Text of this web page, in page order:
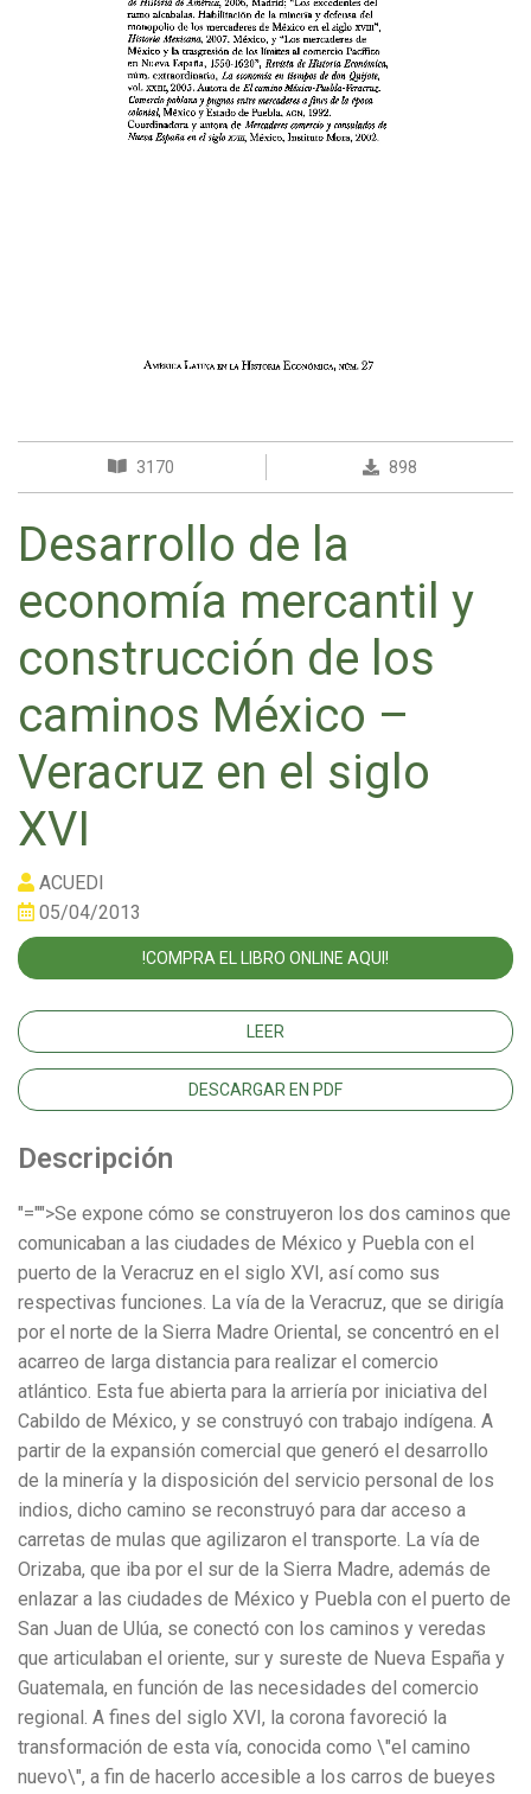
3170 898
Desarrollo de la
economía mercantil y
construcción de los
caminos México –
Veracruz en el siglo
XVI
ACUEDI
05/04/2013
!COMPRA EL LIBRO ONLINE AQUI!
LEER
DESCARGAR EN PDF
Descripción
"="">Se expone cómo se construyeron los dos caminos que
comunicaban a las ciudades de México y Puebla con el
puerto de la Veracruz en el siglo XVI, así como sus
respectivas funciones. La vía de la Veracruz, que se dirigía
por el norte de la Sierra Madre Oriental, se concentró en el
acarreo de larga distancia para realizar el comercio
atlántico. Esta fue abierta para la arriería por iniciativa del
Cabildo de México, y se construyó con trabajo indígena. A
partir de la expansión comercial que generó el desarrollo
de la minería y la disposición del servicio personal de los
indios, dicho camino se reconstruyó para dar acceso a
carretas de mulas que agilizaron el transporte. La vía de
Orizaba, que iba por el sur de la Sierra Madre, además de
enlazar a las ciudades de México y Puebla con el puerto de
San Juan de Ulúa, se conectó con los caminos y veredas
que articulaban el oriente, sur y sureste de Nueva España y
Guatemala, en función de las necesidades del comercio
regional. A fines del siglo XVI, la corona favoreció la
transformación de esta vía, conocida como \"el camino
nuevo\", a fin de hacerlo accesible a los carros de bueyes